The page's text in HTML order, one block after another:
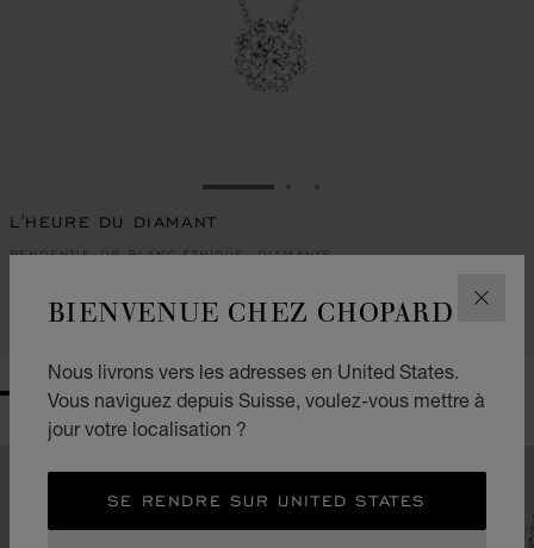
BIENVENUE CHEZ CHOPARD
Nous livrons vers les adresses en United States.
Vous naviguez depuis Suisse, voulez-vous mettre à
jour votre localisation ?
SE RENDRE SUR UNITED STATES
ALLER À LA DIAPOSITIVE 1
L'HEURE DU DIAMANT
PENDENTIF, OR BLANC ÉTHIQUE, DIAMANTS
APPELEZ-NOUS
GO TO SLIDE 1
GO TO SLIDE 2
GO TO SLIDE 3
GO TO SLIDE 4
GO TO SLIDE 5
GO TO SLIDE 6
GO TO SLIDE 7
GO TO SLIDE 8